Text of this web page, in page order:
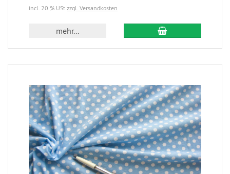
incl. 20 % USt zzgl. Versandkosten
mehr...